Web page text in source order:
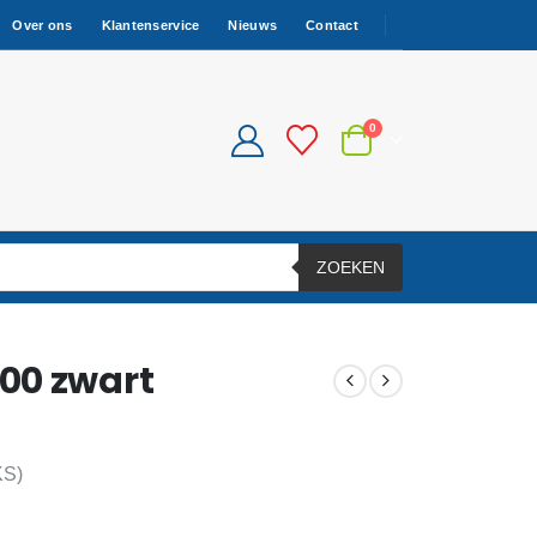
Over ons Klantenservice Nieuws Contact
0
ZOEKEN
zwart